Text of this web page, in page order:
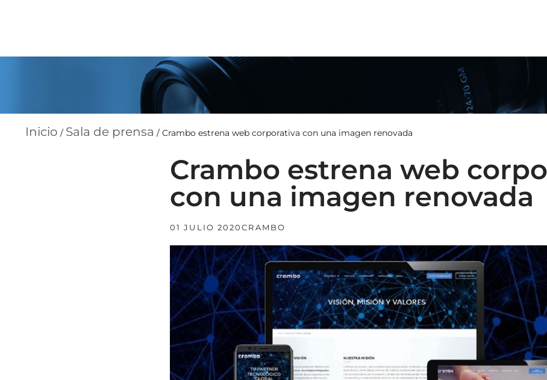
Inicio / Sala de prensa / Crambo estrena web corporativa con una imagen renovada
Crambo estrena web
con una imagen renovada
01 JULIO 2020CRAMBO